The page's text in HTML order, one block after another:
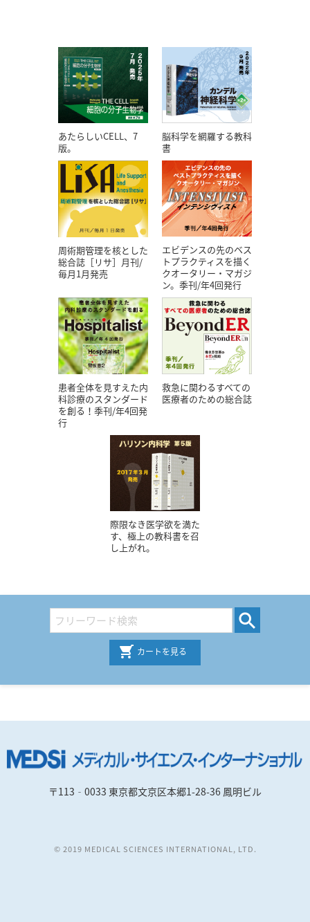
あたらしいCELL、7
版。
脳科学を網羅する教科
書
周術期管理を核とした
総合誌［リサ］月刊/
毎月1月発売
エビデンスの先のベス
トプラクティスを描く
クオータリー・マガジ
ン。季刊/年4回発行
患者全体を見すえた内
科診療のスタンダード
を創る！季刊/年4回発
行
救急に関わるすべての
医療者のための総合誌
際限なき医学欲を満た
す、極上の教科書を召
し上がれ。
カートを見る
〒113‐0033 東京都文京区本郷1-28-36 鳳明ビル
© 2019 MEDICAL SCIENCES INTERNATIONAL, LTD.